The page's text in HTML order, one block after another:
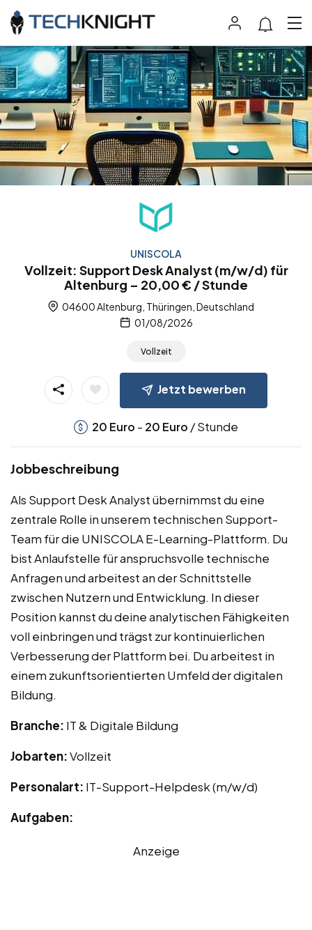
UNISCOLA
Vollzeit: Support Desk Analyst (m/w/d) für
Altenburg – 20,00 € / Stunde
04600 Altenburg, Thüringen, Deutschland
01/08/2026
Vollzeit
Jetzt bewerben
20 Euro - 20 Euro / Stunde
Jobbeschreibung
Als Support Desk Analyst übernimmst du eine
zentrale Rolle in unserem technischen Support-
Team für die UNISCOLA E-Learning-Plattform. Du
bist Anlaufstelle für anspruchsvolle technische
Anfragen und arbeitest an der Schnittstelle
zwischen Nutzern und Entwicklung. In dieser
Position kannst du deine analytischen Fähigkeiten
voll einbringen und trägst zur kontinuierlichen
Verbesserung der Plattform bei. Du arbeitest in
einem zukunftsorientierten Umfeld der digitalen
Bildung.
Branche: IT & Digitale Bildung
Jobarten:Vollzeit
Personalart: IT-Support-Helpdesk (m/w/d)
Aufgaben:
Anzeige